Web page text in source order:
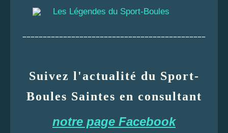
Les Légendes du Sport-Boules
Suivez l'actualité du Sport-
Boules Saintes en consultant
notre page Facebook